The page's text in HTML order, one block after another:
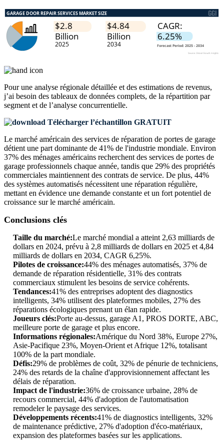
Pour une analyse régionale détaillée et des estimations de revenus,
j’ai besoin des tableaux de données complets, de la répartition par
segment et de l’analyse concurrentielle.
Télécharger l’échantillon GRATUIT
Le marché américain des services de réparation de portes de garage
détient une part dominante de 41% de l'industrie mondiale. Environ
37% des ménages américains recherchent des services de portes de
garage professionnels chaque année, tandis que 29% des propriétés
commerciales maintiennent des contrats de service. De plus, 44%
des systèmes automatisés nécessitent une réparation régulière,
mettant en évidence une demande constante et un fort potentiel de
croissance sur le marché américain.
Conclusions clés
Taille du marché:Le marché mondial a atteint 2,63 milliards de
dollars en 2024, prévu à 2,8 milliards de dollars en 2025 et 4,84
milliards de dollars en 2034, CAGR 6,25%.
Pilotes de croissance:44% des ménages automatisés, 37% de
demande de réparation résidentielle, 31% des contrats
commerciaux stimulent les besoins de service cohérents.
Tendances:41% des entreprises adoptent des diagnostics
intelligents, 34% utilisent des plateformes mobiles, 27% des
réparations écologiques prenant un élan rapide.
Joueurs clés:Porte au-dessus, garage A1, PROS DORTE, ABC,
meilleure porte de garage et plus encore.
Informations régionales:Amérique du Nord 38%, Europe 27%,
Asie-Pacifique 23%, Moyen-Orient et Afrique 12%, totalisant
100% de la part mondiale.
Défis:29% de problèmes de coût, 32% de pénurie de techniciens,
24% des retards de la chaîne d'approvisionnement affectant les
délais de réparation.
Impact de l'industrie:36% de croissance urbaine, 28% de
recours commercial, 44% d'adoption de l'automatisation
remodeler le paysage des services.
Développements récents:41% de diagnostics intelligents, 32%
de maintenance prédictive, 27% d'adoption d'éco-matériaux,
expansion des plateformes basées sur les applications.